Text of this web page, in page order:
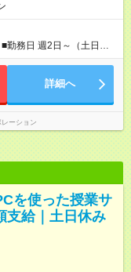
勤務日 週2日～（土日祝
ら学校で就業できること
詳細へ
ーション
を使った授業サ
支給｜土日休み